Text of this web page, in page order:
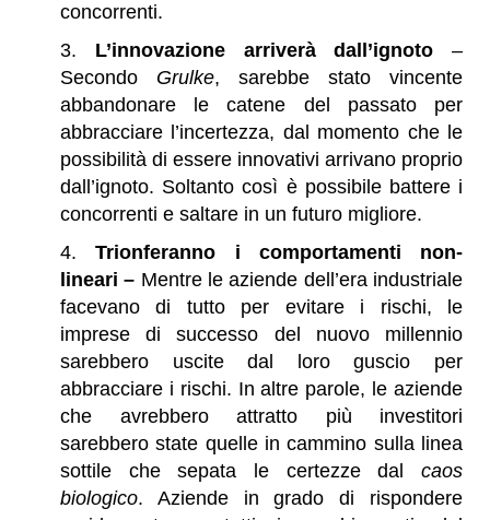
concorrenti.
L’innovazione arriverà dall’ignoto –
Secondo Grulke, sarebbe stato vincente
abbandonare le catene del passato per
abbracciare l’incertezza, dal momento che le
possibilità di essere innovativi arrivano proprio
dall’ignoto. Soltanto così è possibile battere i
concorrenti e saltare in un futuro migliore.
Trionferanno i comportamenti non-
lineari – Mentre le aziende dell’era industriale
facevano di tutto per evitare i rischi, le
imprese di successo del nuovo millennio
sarebbero uscite dal loro guscio per
abbracciare i rischi. In altre parole, le aziende
che avrebbero attratto più investitori
sarebbero state quelle in cammino sulla linea
sottile che sepata le certezze dal caos
biologico. Aziende in grado di rispondere